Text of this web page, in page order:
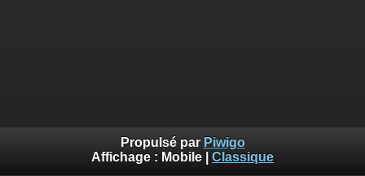
Propulsé par Piwigo
Affichage : Mobile Classique